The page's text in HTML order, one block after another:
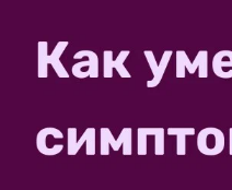
2827630
Почему желтеют
Здравствуйте,